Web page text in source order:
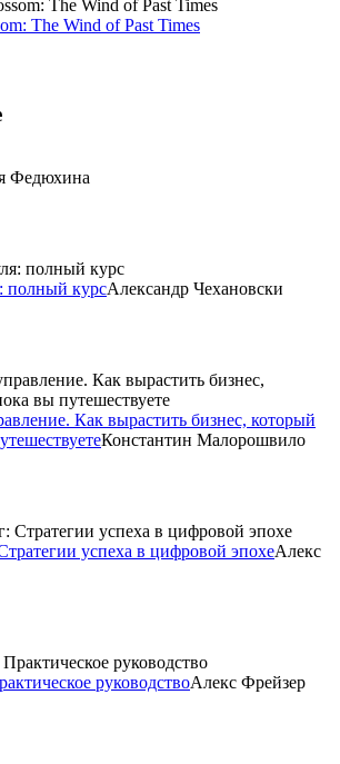
The Wind of Past Times
Федюхина
полный курсАлександр Чехановски
Как вырастить бизнес, который
Константин Малорошвило
успеха в цифровой эпохеАлекс
руководствоАлекс Фрейзер